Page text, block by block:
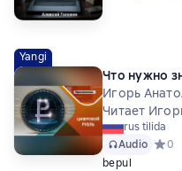
Yangi
Что нужно
Игорь
Читает
rus tilida
Audio
0
bepul